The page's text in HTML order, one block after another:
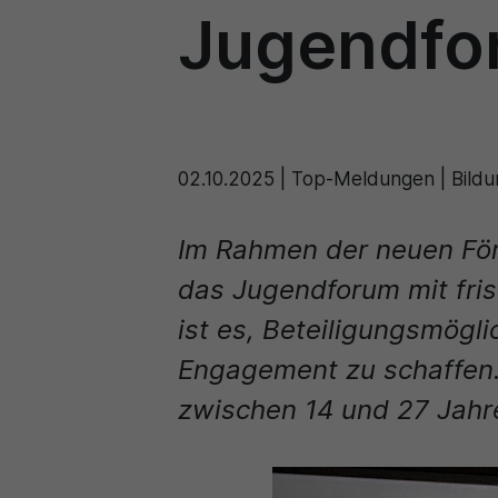
02.10.2025 Top-Meldungen |
Im Rahmen der neuen
das Jugendforum mit
ist es,
Engagement zu
zwischen 14 und 27